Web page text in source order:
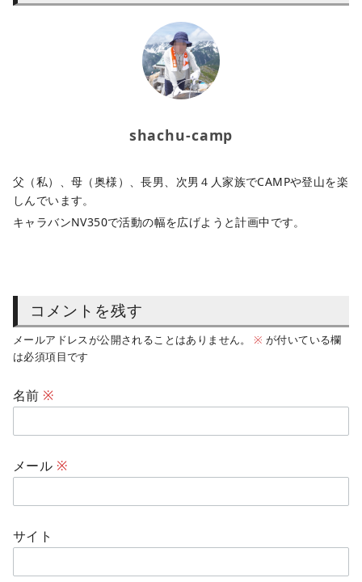
shachu-camp
父（私）、母（奥様）、長男、次男４人家族でCAMPや登山を楽
しんでいます。
キャラバンNV350で活動の幅を広げようと計画中です。
コメントを残す
メールアドレスが公開されることはありません。 ※ が付いている欄
は必須項目です
名前 ※
メール ※
サイト